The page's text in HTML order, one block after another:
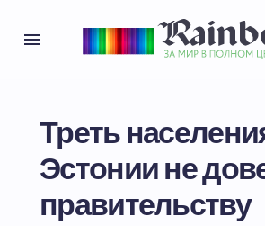
Треть
Эстонии не
правительству